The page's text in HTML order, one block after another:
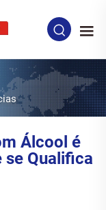
Álcool é
se Qualifica